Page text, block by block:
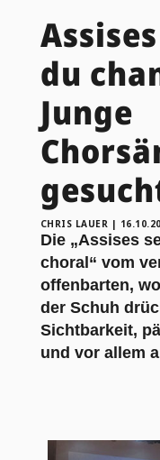
du
Junge
CHRIS LAUER |
Die „Assises
choral“ vom
offenbarten,
der Schuh
Sichtbarkeit,
und vor allem